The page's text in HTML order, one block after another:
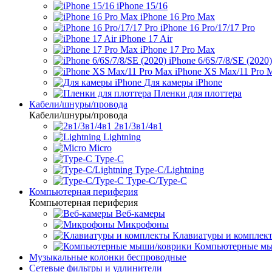
iPhone 15/16
iPhone 16 Pro Max
iPhone 16 Pro/17/17 Pro
iPhone 17 Air
iPhone 17 Pro Max
iPhone 6/6S/7/8/SE (2020)
iPhone XS Max/11 Pro
Для камеры iPhone
Пленки для плоттера
Кабели/шнуры/провода
Кабели/шнуры/провода
2в1/3в1/4в1
Lightning
Micro
Type-C
Type-C/Lightning
Type-C/Type-C
Компьютерная периферия
Компьютерная периферия
Веб-камеры
Микрофоны
Клавиатуры и
Компьютерные
Музыкальные колонки беспроводные
Сетевые фильтры и удлинители